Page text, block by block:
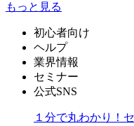
もっと見る
初心者向け
ヘルプ
業界情報
セミナー
公式SNS
１分で丸わかり！